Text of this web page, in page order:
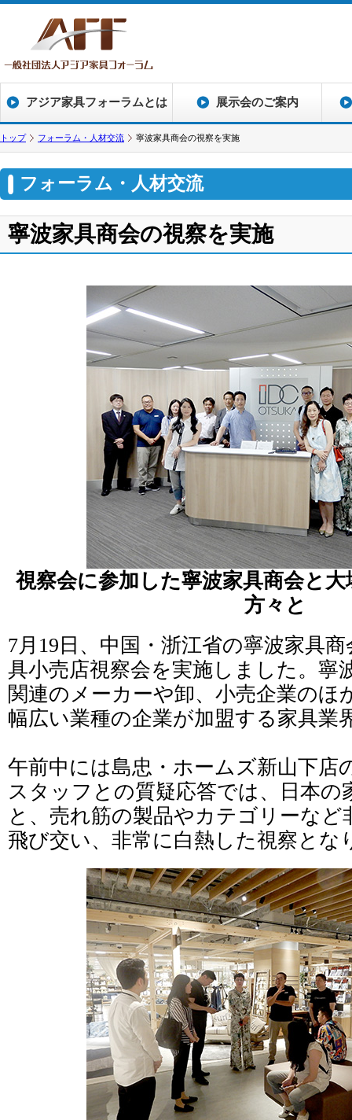
アジア家具フォーラムとは 展示会のご案内
トップ フォーラム・人材交流 寧波家具商会の視察を実施
フォーラム・人材交流
寧波家具商会の視察を実施
視察会に参加した寧波家具商会と
方々と
7月19日、中国・浙江省の寧波家具
具小売店視察会を実施しました。寧
関連のメーカーや卸、小売企業のほ
幅広い業種の企業が加盟する家具業
午前中には島忠・ホームズ新山下店
スタッフとの質疑応答では、日本の
と、売れ筋の製品やカテゴリーなど
飛び交い、非常に白熱した視察とな